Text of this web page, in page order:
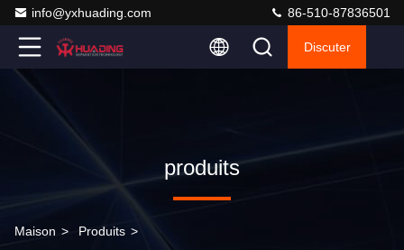
info@yxhuading.com 86-510-87836501
Discuter
produits
Maison > Produits >